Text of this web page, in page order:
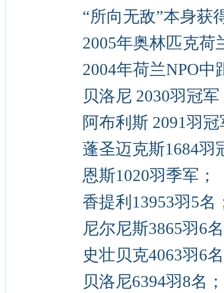
“所向无敌”本身获
2005年奥林匹克荷
2004年荷兰NPO中
贝洛尼 2030羽冠军
阿布利斯 2091羽冠
蓬圣迈克斯1684羽
恩斯1020羽季军；
香提利13953羽5名
尼尔尼斯3865羽6
史壮贝克4063羽6
贝洛尼6394羽8名；